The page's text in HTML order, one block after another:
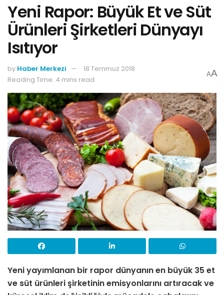
Yeni Rapor: Büyük Et ve Süt
Ürünleri Şirketleri Dünyayı
Isıtıyor
by Haber Merkezi
18 Temmuz 2018
Reading Time: 4 mins read
AA
Yeni yayımlanan bir rapor dünyanın en büyük 35 et
ve süt ürünleri şirketinin emisyonlarını artıracak ve